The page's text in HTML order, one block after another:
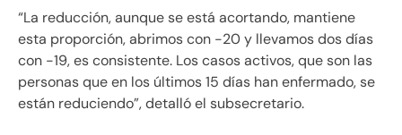
“La reducción, aunque se está acortando, mantiene
esta proporción, abrimos con -20 y llevamos dos días
con -19, es consistente. Los casos activos, que son las
personas que en los últimos 15 días han enfermado, se
están reduciendo”, detalló el subsecretario.